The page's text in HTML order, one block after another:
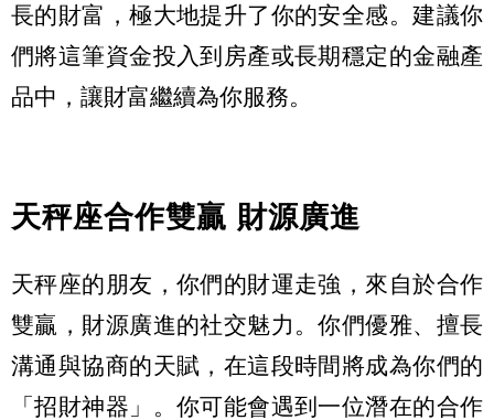
長的財富，極大地提升了你的安全感。建議你
們將這筆資金投入到房產或長期穩定的金融產
品中，讓財富繼續為你服務。
天秤座合作雙贏 財源廣進
天秤座的朋友，你們的財運走強，來自於合作
雙贏，財源廣進的社交魅力。你們優雅、擅長
溝通與協商的天賦，在這段時間將成為你們的
「招財神器」。你可能會遇到一位潛在的合作